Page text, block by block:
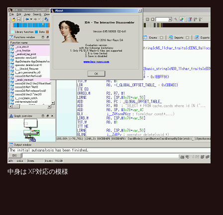
中身は XP対応の模様